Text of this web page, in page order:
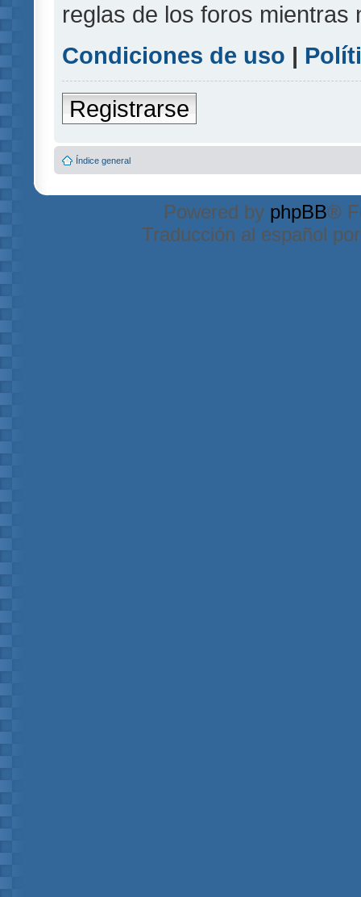
reglas de los foros mientras
Condiciones de uso |
Registrarse
Índice general
Powered by phpBB®
Traducción al español